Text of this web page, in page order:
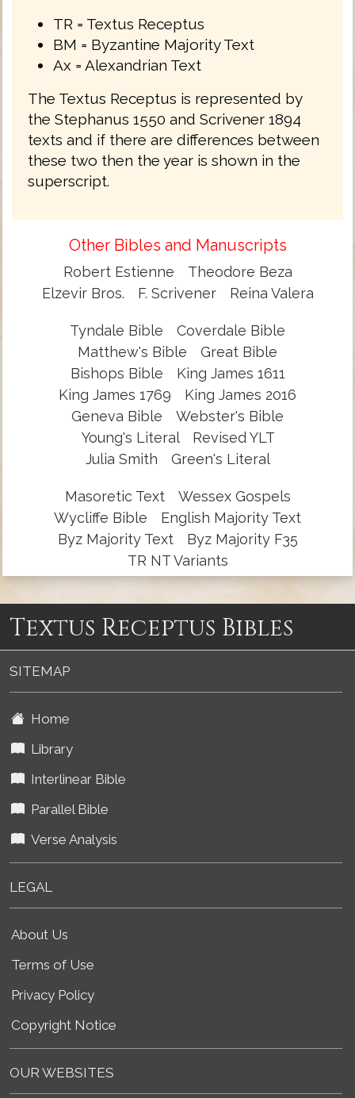
TR = Textus Receptus
BM = Byzantine Majority Text
Ax = Alexandrian Text
The Textus Receptus is represented by
the Stephanus 1550 and Scrivener 1894
texts and if there are differences between
these two then the year is shown in the
superscript.
Other Bibles and Manuscripts
Robert Estienne
Theodore Beza
Elzevir Bros.
F. Scrivener Reina Valera
Tyndale Bible
Coverdale Bible
Matthew's Bible
Great Bible
Bishops Bible
King James 1611
King James 1769
King James 2016
Geneva Bible
Webster's Bible
Young's Literal
Revised YLT
Julia Smith
Green's Literal
Masoretic Text
Wessex Gospels
Wycliffe Bible
English Majority Text
Byz Majority Text
Byz Majority F35
TR NT Variants
Textus Receptus Bibles
SITEMAP
Home
Library
Interlinear Bible
Parallel Bible
Verse Analysis
LEGAL
About Us
Terms of Use
Privacy Policy
Copyright Notice
OUR WEBSITES